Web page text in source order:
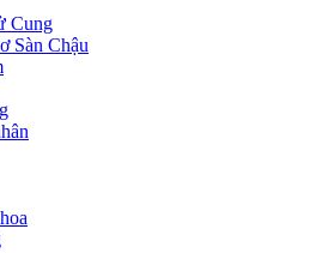
Cung
Sàn Chậu